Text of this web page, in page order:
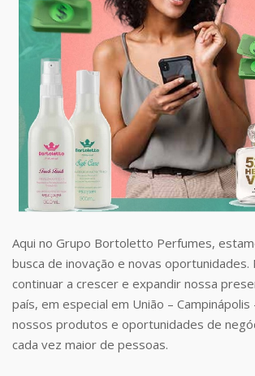
Aqui no Grupo Bortoletto Perfumes,
busca de inovação e novas
continuar a crescer e expandir nossa
país, em especial em União – Campinápolis
nossos produtos e oportunidades de
cada vez maior de pessoas.